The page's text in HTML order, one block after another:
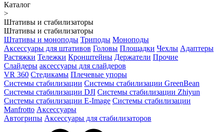
Каталог
>
Штативы и стабилизаторы
Штативы и стабилизаторы
Штативы и моноподы Триподы Моноподы
Аксессуары для штативов Головы Площадки Чехлы Адаптеры
Растяжки Тележки Кронштейны Держатели Прочие
Слайдеры аксессуары для слайдеров
VR 360 Стедикамы Плечевые упоры
Системы стабилизации Системы стабилизации GreenBean
Системы стабилизации DJI Системы стабилизации Zhiyun
Системы стабилизации E-Image Системы стабилизации
Manfrotto Аксессуары
Автогрипы Аксессуары для стабилизаторов